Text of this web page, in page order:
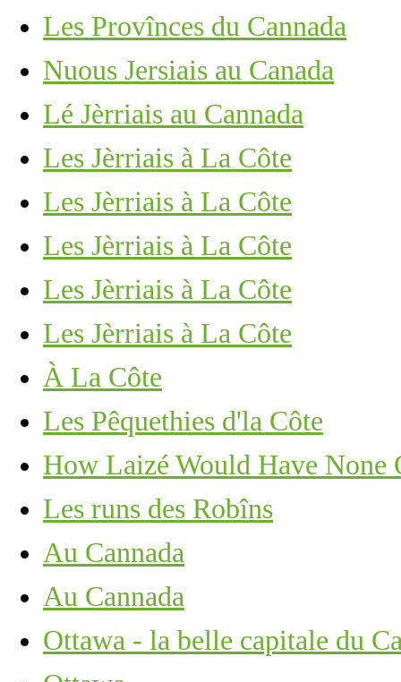
Les Provînces du Cannada
Nuous Jersiais au Canada
Lé Jèrriais au Cannada
Les Jèrriais à La Côte
Les Jèrriais à La Côte
Les Jèrriais à La Côte
Les Jèrriais à La Côte
Les Jèrriais à La Côte
À La Côte
Les Pêquethies d'la Côte
How Laizé Would Have None
Les runs des Robîns
Au Cannada
Au Cannada
Ottawa - la belle capitale du